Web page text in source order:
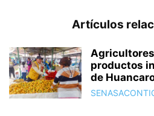
Artículos
productos
de